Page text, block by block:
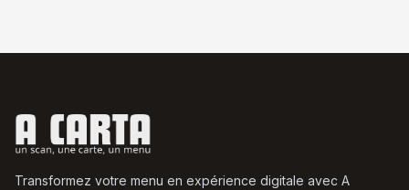
Transformez votre menu en expérience digitale avec A